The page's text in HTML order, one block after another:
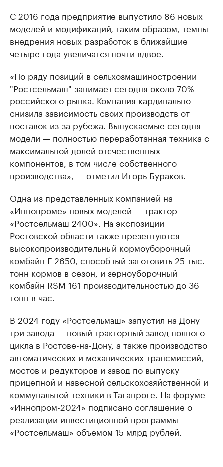
С 2016 года предприятие выпустило 86 новых
моделей и модификаций, таким образом, темпы
внедрения новых разработок в ближайшие
четыре года увеличатся почти вдвое.
«По ряду позиций в сельхозмашиностроении
"Ростсельмаш" занимает сегодня около 70%
российского рынка. Компания кардинально
снизила зависимость своих производств от
поставок из-за рубежа. Выпускаемые сегодня
модели — полностью переработанная техника с
максимальной долей отечественных
компонентов, в том числе собственного
производства», — отметил Игорь Бураков.
Одна из представленных компанией на
«Иннопроме» новых моделей — трактор
«Ростсельмаш 2400». На экспозиции
Ростовской области также презентуются
высокопроизводительный кормоуборочный
комбайн F 2650, способный заготовить 25 тыс.
тонн кормов в сезон, и зерноуборочный
комбайн RSM 161 производительностью до 36
тонн в час.
В 2024 году «Ростсельмаш» запустил на Дону
три завода — новый тракторный завод полного
цикла в Ростове-на-Дону, а также производство
автоматических и механических трансмиссий,
мостов и редукторов и завод по выпуску
прицепной и навесной сельскохозяйственной и
коммунальной техники в Таганроге. На форуме
«Иннопром-2024» подписано соглашение о
реализации инвестиционной программы
«Ростсельмаш» объемом 15 млрд рублей.